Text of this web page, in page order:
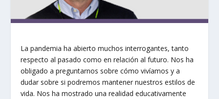
La pandemia ha abierto muchos interrogantes, tanto
respecto al pasado como en relación al futuro. Nos ha
obligado a preguntarnos sobre cómo vivíamos y a
dudar sobre si podremos mantener nuestros estilos de
vida. Nos ha mostrado una realidad educativamente